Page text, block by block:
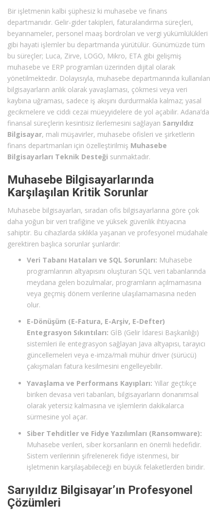
Bir işletmenin kalbi şüphesiz ki muhasebe ve finans
departmanıdır. Gelir-gider takipleri, faturalandırma süreçleri,
beyannameler, personel maaş bordroları ve vergi yükümlülükleri
gibi hayati işlemler bu departmanda yürütülür. Günümüzde tüm
bu süreçler; Luca, Zirve, LOGO, Mikro, ETA gibi gelişmiş
muhasebe ve ERP programları üzerinden dijital olarak
yönetilmektedir. Dolayısıyla, muhasebe departmanında kullanılan
bilgisayarların anlık olarak yavaşlaması, çökmesi veya veri
kaybına uğraması, sadece iş akışını durdurmakla kalmaz; yasal
gecikmelere ve ciddi cezai müeyyidelere de yol açabilir. Adana’da
finansal süreçlerin kesintisiz ilerlemesini sağlayan Sarıyıldız
Bilgisayar, mali müşavirler, muhasebe ofisleri ve şirketlerin
finans departmanları için özelleştirilmiş Muhasebe
Bilgisayarları Teknik Desteği sunmaktadır.
Muhasebe Bilgisayarlarında
Karşılaşılan Kritik Sorunlar
Muhasebe bilgisayarları, sıradan ofis bilgisayarlarına göre çok
daha yoğun bir veri trafiğine ve yüksek güvenlik ihtiyacına
sahiptir. Bu cihazlarda sıklıkla yaşanan ve profesyonel müdahale
gerektiren başlıca sorunlar şunlardır:
Veri Tabanı Hataları ve SQL Sorunları: Muhasebe
programlarının altyapısını oluşturan SQL veri tabanlarında
meydana gelen bozulmalar, programların açılmamasına
veya geçmiş dönem verilerine ulaşılamamasına neden
olur.
E-Dönüşüm (E-Fatura, E-Arşiv, E-Defter)
Entegrasyon Sıkıntıları: GİB (Gelir İdaresi Başkanlığı)
sistemleri ile entegrasyon sağlayan Java altyapısı, tarayıcı
güncellemeleri veya e-imza/mali mühür driver (sürücü)
çakışmaları fatura kesilmesini engelleyebilir.
Yavaşlama ve Performans Kayıpları: Yıllar geçtikçe
biriken devasa veri tabanları, bilgisayarların donanımsal
olarak yetersiz kalmasına ve işlemlerin dakikalarca
sürmesine yol açar.
Siber Tehditler ve Fidye Yazılımları (Ransomware):
Muhasebe verileri, siber korsanların en önemli hedefidir.
Sistem verilerinin şifrelenerek fidye istenmesi, bir
işletmenin karşılaşabileceği en büyük felaketlerden biridir.
Sarıyıldız Bilgisayar’ın Profesyonel
Çözümleri